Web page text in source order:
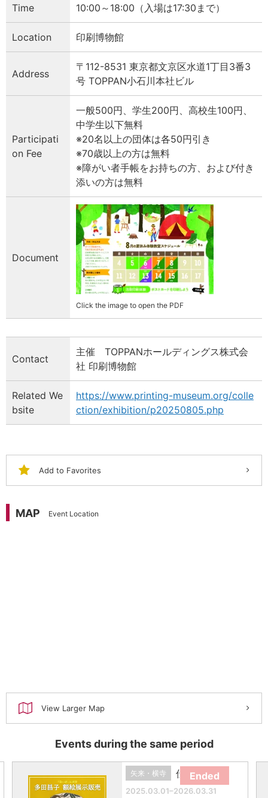
Time 10:00～18:00（入場は17:30まで）
Location 印刷博物館
Address
〒112-8531 東京都文京区水道1丁目3番3
号 TOPPAN小石川本社ビル
Participati
on Fee
一般500円、学生200円、高校生100円、
中学生以下無料
※20名以上の団体は各50円引き
※70歳以上の方は無料
※障がい者手帳をお持ちの方、および付き
添いの方は無料
Document
Click the image to open the PDF
Contact
主催 TOPPANホールディングス株式会
社 印刷博物館
Related We
bsite
https://www.printing-museum.org/colle
ction/exhibition/p20250805.php
Add to Favorites
MAP Event Location
View Larger Map
Events during the same period
Ended
矢来・横寺 伝統芸能
2025.03.01–2026.03.31